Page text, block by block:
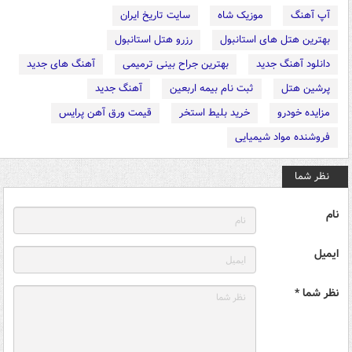
آپ آهنگ موزیک شاه
سایت تاریخ ایران
بهترین هتل های استانبول
رزرو هتل استانبول
دانلود آهنگ جدید
بهترین جراح بینی ترمیمی
آهنگ های جدید
پرشین هتل
ثبت نام بیمه اربعین
آهنگ جدید
مزایده خودرو
خرید بلیط استخر
قیمت ورق آهن پرایس
فروشنده مواد شیمیایی
نظر شما
نام
ایمیل
نظر شما *